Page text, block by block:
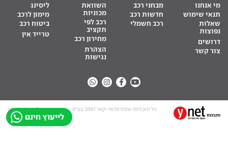
לייעוץ חינם
מי אנחנו
תנאי שימוש
שאלות
נפוצות
דרושים
צור קשר
מבחני רכב
חדשות רכב
רכב חשמלי
השוואת
מכוניות
רכב לפי
תקציב
מחירון רכב
הצהרת
נגישות
ליסינג
מימון לרכב
ביטוח רכב
טרייד אין
כל הזכויות שמורות אי-קאר 2007 בע”מ site by tq.soft